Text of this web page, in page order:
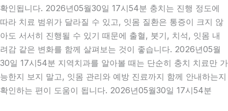
확인됩니다. 2026년05월30일 17시54분 충치는 진행 정도에
따라 치료 범위가 달라질 수 있고, 잇몸 질환은 통증이 크지 않
아도 서서히 진행될 수 있기 때문에 출혈, 붓기, 치석, 잇몸 내
려감 같은 변화를 함께 살펴보는 것이 좋습니다. 2026년05월
30일 17시54분 지역치과를 알아볼 때는 단순히 충치 치료만 가
능한지 보지 말고, 잇몸 관리와 예방 진료까지 함께 안내하는지
확인하는 편이 도움이 됩니다. 2026년05월30일 17시54분